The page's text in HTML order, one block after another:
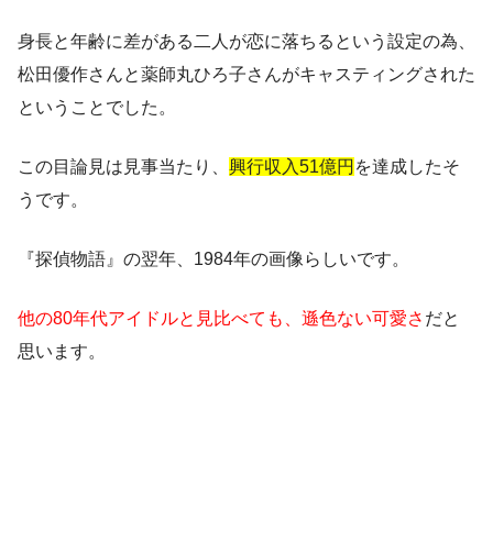
身長と年齢に差がある二人が恋に落ちるという設定の為、
松田優作さんと薬師丸ひろ子さんがキャスティングされた
ということでした。
この目論見は見事当たり、 興行収入51億円 を達成したそ
うです。
『探偵物語』の翌年、1984年の画像らしいです。
他の80年代アイドルと見比べても、遜色ない可愛さ だと
思います。